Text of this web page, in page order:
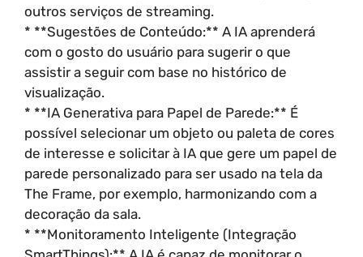
outros serviços de streaming.
* **Sugestões de Conteúdo:** A IA aprenderá
com o gosto do usuário para sugerir o que
assistir a seguir com base no histórico de
visualização.
* **IA Generativa para Papel de Parede:** É
possível selecionar um objeto ou paleta de cores
de interesse e solicitar à IA que gere um papel de
parede personalizado para ser usado na tela da
The Frame, por exemplo, harmonizando com a
decoração da sala.
* **Monitoramento Inteligente (Integração